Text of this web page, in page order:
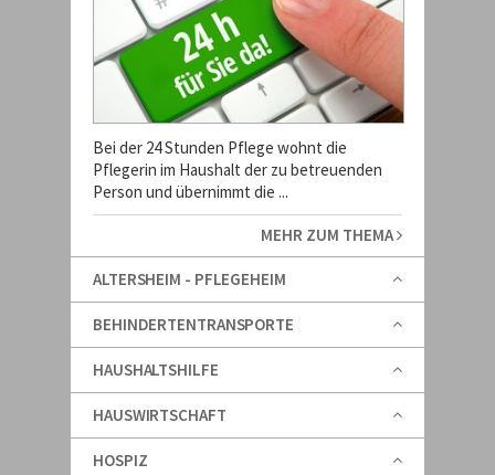
Bei der 24 Stunden Pflege wohnt die
Pflegerin im Haushalt der zu betreuenden
Person und übernimmt die ...
MEHR ZUM THEMA
ALTERSHEIM - PFLEGEHEIM
BEHINDERTENTRANSPORTE
HAUSHALTSHILFE
HAUSWIRTSCHAFT
HOSPIZ